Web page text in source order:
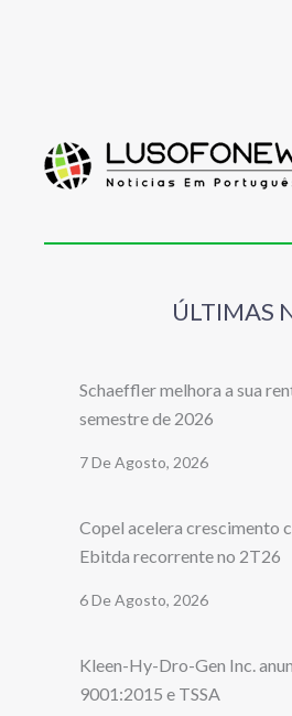
ÚLTIMAS
Schaeffler melhora a sua
semestre de 2026
7 De Agosto, 2026
Copel acelera crescimento
Ebitda recorrente no 2T26
6 De Agosto, 2026
Kleen-Hy-Dro-Gen Inc.
9001:2015 e TSSA